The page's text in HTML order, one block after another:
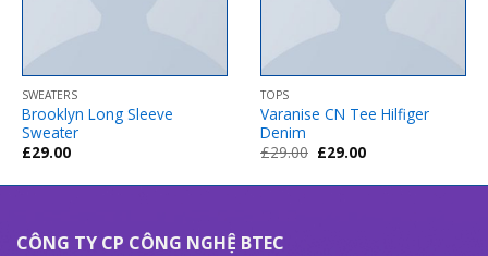
SWEATERS
Brooklyn Long Sleeve
Sweater
£29.00
TOPS
Varanise CN Tee Hilfiger
Denim
£29.00 Giá
gốc
£29.00.
£29.00Giá
là:
CÔNG TY CP CÔNG NGHỆ BTEC